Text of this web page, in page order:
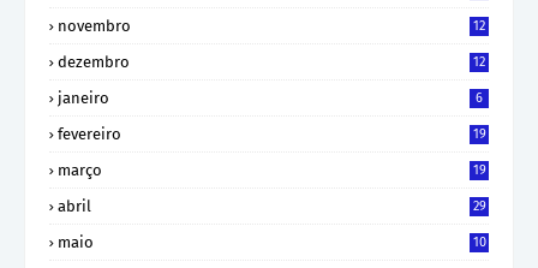
novembro 12
dezembro 12
janeiro 6
fevereiro 19
março 19
abril 29
maio 10